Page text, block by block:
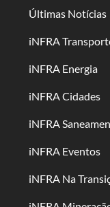
Últimas Notícias
iNFRA
iNFRA Energia
iNFRA Cidades
iNFRA
iNFRA Eventos
iNFRA Na